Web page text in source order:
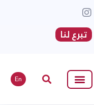
تبرع لنا
En